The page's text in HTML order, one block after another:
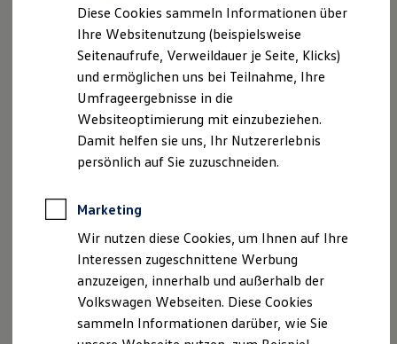
Behörden
Direktkunden
Sonderfahrzeuge
Anpfiff zum Gewinn
Elektromobilität
Elektroautos
ID. Tutorials
Elektrofahrzeugkonzepte
ID. EVERY1
Reichweite
Rekuperation
Laden unterwegs
Laden Zuhause
Ladestationen finden
Ladezeitensimulator
Batterie
Sicherheit
Industriestr. 4
79761 Waldshut-Tiengen
Handelsregister: HRB 620381
Registergericht: Freiburg
Herr Georg H. Frohm
Kontakt
Telefon: +49 (0)7741 6803-0
Telefax: +49 (0)7741 6803-55
E-Mail:info@autohaus-waser.de
Umsatzsteuer-ID
Diese Cookies sammeln Informationen über
Ihre Websitenutzung (beispielsweise
Seitenaufrufe, Verweildauer je Seite, Klicks)
und ermöglichen uns bei Teilnahme, Ihre
Umfrageergebnisse in die
Websiteoptimierung mit einzubeziehen.
Damit helfen sie uns, Ihr Nutzererlebnis
persönlich auf Sie zuzuschneiden.
Marketing
Wir nutzen diese Cookies, um Ihnen auf Ihre
Interessen zugeschnittene Werbung
anzuzeigen, innerhalb und außerhalb der
Volkswagen Webseiten. Diese Cookies
sammeln Informationen darüber, wie Sie